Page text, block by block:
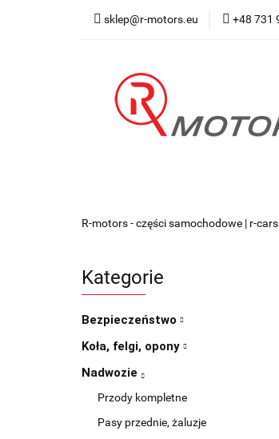
sklep@r-motors.eu +48 731
R-motors - części samochodowe | r-
Kategorie
Bezpieczeństwo
Koła, felgi, opony
Nadwozie
Przody kompletne
Pasy przednie, żaluzje